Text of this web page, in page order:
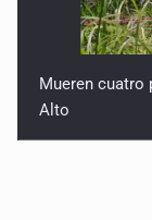
Mueren cuatro
Alto